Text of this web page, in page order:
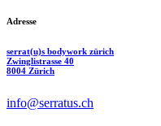
Adresse
serrat(u)s bodywork zürich
Zwinglistrasse 40
8004 Zürich
info@serratus.ch